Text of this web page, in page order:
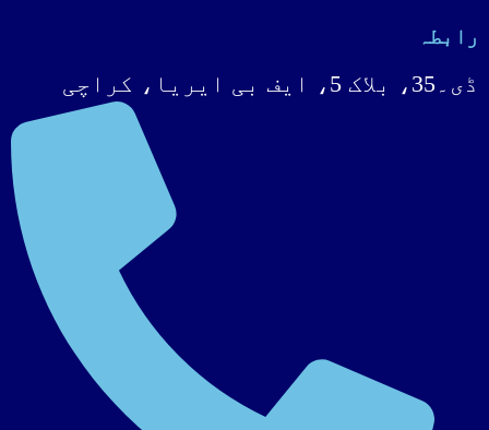
رابطہ
ڈی۔35، بلاک 5، ایف بی ایریا، کراچی